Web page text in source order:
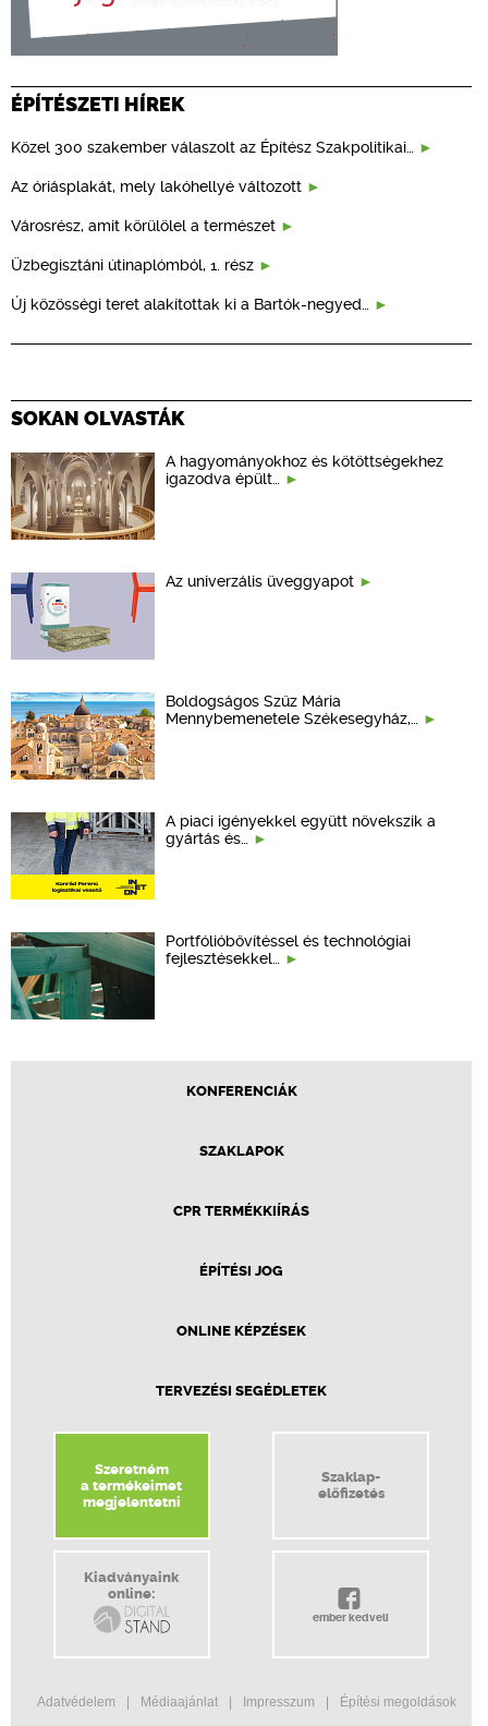
ÉPÍTÉSZETI HÍREK
Közel 300 szakember válaszolt az Építész Szakpolitikai…
Az óriásplakát, mely lakóhellyé változott
Városrész, amit körülölel a természet
Üzbegisztáni útinaplómból, 1. rész
Új közösségi teret alakítottak ki a Bartók-negyed…
SOKAN OLVASTÁK
A hagyományokhoz és kötöttségekhez
igazodva épült…
Az univerzális üveggyapot
Boldogságos Szűz Mária
Mennybemenetele Székesegyház,…
A piaci igényekkel együtt növekszik a
gyártás és…
Portfólióbővítéssel és technológiai
fejlesztésekkel…
KONFERENCIÁK
SZAKLAPOK
CPR TERMÉKKIÍRÁS
ÉPÍTÉSI JOG
ONLINE KÉPZÉSEK
TERVEZÉSI SEGÉDLETEK
Szeretném
a termékeimet
megjelentetni
Szaklap-
előfizetés
Kiadványaink
online:
ember kedveli
Adatvédelem Médiaajánlat Impresszum Építési megoldások